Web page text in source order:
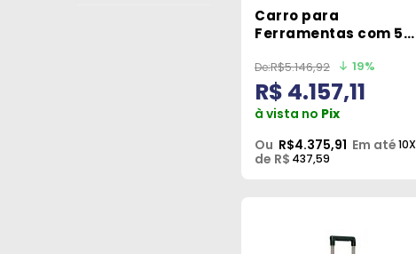
Carro para
Ferramentas com 5
R$5.146,92 19%
R$ 4.157,11
à vista no Pix
Ou R$4.375,91 Em até10X
de R$ 437,59